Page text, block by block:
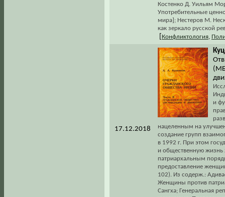
Костенко Д. Уильям
Употребительные
мира]; Нестеров М.
как зеркало русской
Конфликтология
17.12.2018
и
нацеленным на
создание групп
в 1992 г. При этом
и общественную жизнь
патриархальным
предоставление
102). Из содерж.:
Женщины против
Сангха; Генеральная